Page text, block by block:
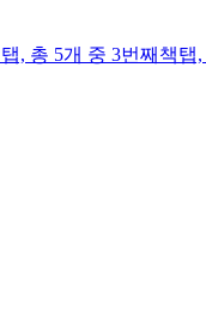
탭, 총 5개 중 3번째 책탭,